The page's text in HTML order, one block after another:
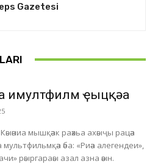
Gazetesi
имултфилм ҿыцқәа
мышқәак раәхьа ахәыҷы рацәа
мультфильмқәа әба: «Риәа алегендеи»,
рәыргараәы азал азна әәын.